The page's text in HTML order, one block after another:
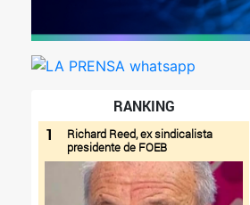
RANKING
1
Richard Reed, ex sindicalista
presidente de FOEB